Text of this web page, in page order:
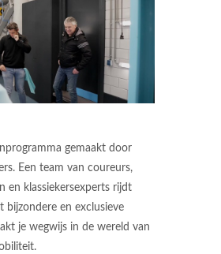
gemaakt door
Een team van coureurs,
en klassiekersexperts rijdt
bijzondere en exclusieve
je wegwijs in de wereld van